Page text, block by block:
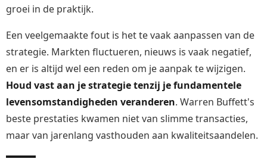
groei in de praktijk.
Een veelgemaakte fout is het te vaak aanpassen van de
strategie. Markten fluctueren, nieuws is vaak negatief,
en er is altijd wel een reden om je aanpak te wijzigen.
Houd vast aan je strategie tenzij je fundamentele
levensomstandigheden veranderen. Warren Buffett's
beste prestaties kwamen niet van slimme transacties,
maar van jarenlang vasthouden aan kwaliteitsaandelen.